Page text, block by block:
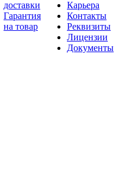
доставки
Гарантия
на товар
Карьера
Контакты
Реквизиты
Лицензии
Документы